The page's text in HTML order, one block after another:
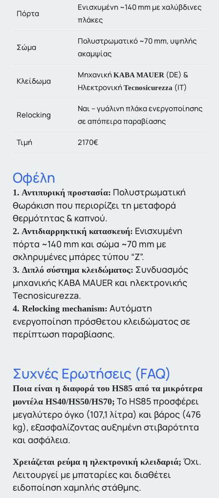
Πόρτα
Ενισχυμένη ~140 mm με χαλύβδινες
πλάκες
Σώμα
Πολυστρωματικό ~70 mm, υψηλής
ακαμψίας
Κλείδωμα
ΜηχανικήKABA MAUER(DE) &
ΗλεκτρονικήTecnosicurezza(IT)
Relocking
Ναι – γυάλινη πλάκα ενεργοποίησης
σε απόπειρα παραβίασης
Τιμή 2170€
Οφέλη
1. Αντιπυρική προστασία: Πολυστρωματική
θωράκιση που περιορίζει τη μεταφορά
θερμότητας & καπνού.
2. Αντιδιαρρηκτική κατασκευή: Ενισχυμένη
πόρτα ~140 mm και σώμα ~70 mm με
σκληρυμένες μπάρες τύπου “Z”.
3. Διπλό σύστημα κλειδώματος: Συνδυασμός
μηχανικής KABA MAUER και ηλεκτρονικής
Tecnosicurezza.
4. Relocking mechanism: Αυτόματη
ενεργοποίηση πρόσθετου κλειδώματος σε
περίπτωση παραβίασης.
Συχνές Ερωτήσεις (FAQ)
Ποια είναι η διαφορά του HS85 από τα μικρότερα
μοντέλα HS40/HS50/HS70; Το HS85προσφέρει
μεγαλύτερο όγκο (107,1 λίτρα) και βάρος (476
kg), εξασφαλίζοντας αυξημένη στιβαρότητα
και ασφάλεια.
Χρειάζεται ρεύμα η ηλεκτρονική κλειδαριά; Όχι.
Λειτουργεί με μπαταρίες και διαθέτει
ειδοποίηση χαμηλής στάθμης.